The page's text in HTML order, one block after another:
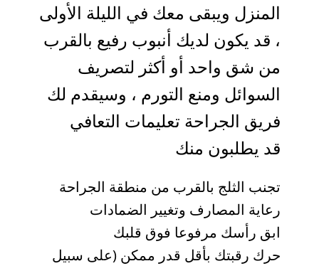
المنزل ويبقى معك في الليلة الأولى
، قد يكون لديك أنبوب رفيع بالقرب
من شق واحد أو أكثر لتصريف
السوائل ومنع التورم ، وسيقدم لك
فريق الجراحة تعليمات التعافي
قد يطلبون منك
تجنب الثلج بالقرب من منطقة الجراحة
رعاية المصارف وتغيير الضمادات
ابق رأسك مرفوعا فوق قلبك
حرك رقبتك بأقل قدر ممكن (على سبيل